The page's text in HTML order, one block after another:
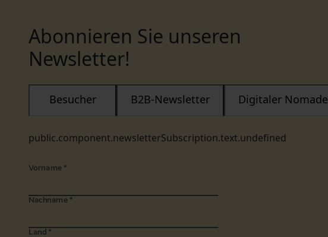
Abonnieren Sie unseren
Newsletter!
public.component.newsletterSubscription.text.undefined
Besucher B2B-Newsletter Digitaler Nomade
Vorname *
Nachname *
Land *